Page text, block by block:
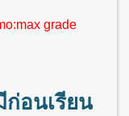
grade
อนเรียน